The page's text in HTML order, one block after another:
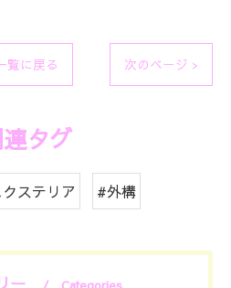
覧に戻る 次のページ >
タグ
ステリア #外構
ー Categories